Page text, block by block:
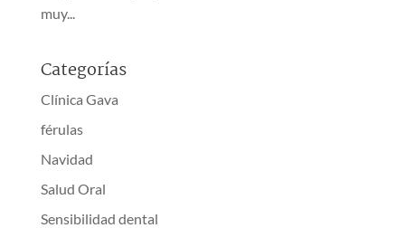
muy...
Categorías
Clínica Gava
férulas
Navidad
Salud Oral
Sensibilidad dental